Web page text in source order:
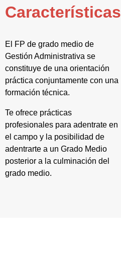
Características
El FP de grado medio de
Gestión Administrativa se
constituye de una orientación
práctica conjuntamente con una
formación técnica.
Te ofrece prácticas
profesionales para adentrate en
el campo y la posibilidad de
adentrarte a un Grado Medio
posterior a la culminación del
grado medio.